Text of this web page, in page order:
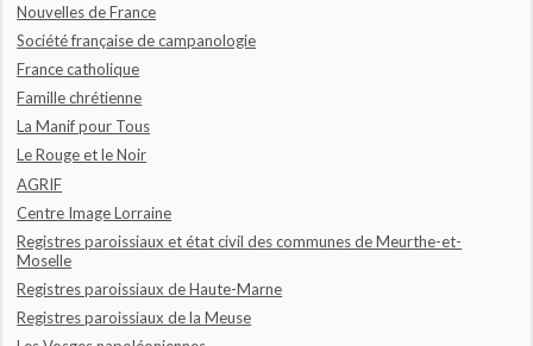
Nouvelles de France
Société française de campanologie
France catholique
Famille chrétienne
La Manif pour Tous
Le Rouge et le Noir
AGRIF
Centre Image Lorraine
Registres paroissiaux et état civil des communes de Meurthe-et-
Moselle
Registres paroissiaux de Haute-Marne
Registres paroissiaux de la Meuse